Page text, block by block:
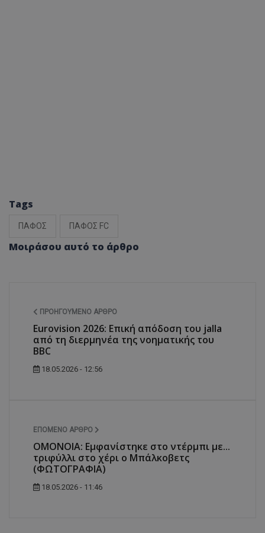
Tags
ΠΑΦΟΣ ΠΑΦΟΣ FC
Μοιράσου αυτό το άρθρο
ΠΡΟΗΓΟΎΜΕΝΟ ΆΡΘΡΟ
Eurovision 2026: Επική απόδοση του jalla
από τη διερμηνέα της νοηματικής του
BBC
18.05.2026 - 12:56
ΕΠΌΜΕΝΟ ΆΡΘΡΟ
ΟΜΟΝΟΙΑ: Εμφανίστηκε στο ντέρμπι με...
τριφύλλι στο χέρι ο Μπάλκοβετς
(ΦΩΤΟΓΡΑΦΙΑ)
18.05.2026 - 11:46